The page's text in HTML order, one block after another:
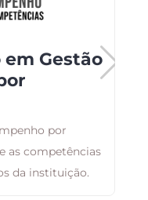
Gestão
por
as competências
da instituição.